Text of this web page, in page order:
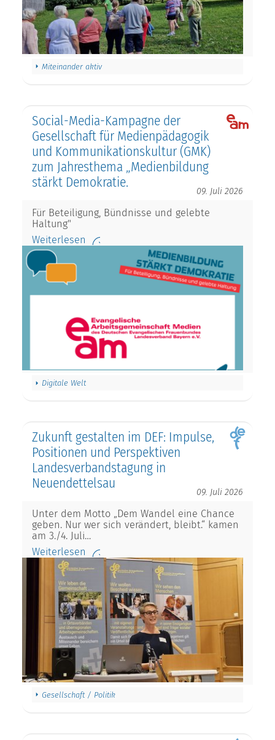
Miteinander aktiv
Social-Media-Kampagne der
Gesellschaft für Medienpädagogik
und Kommunikationskultur (GMK)
zum Jahresthema „Medienbildung
stärkt Demokratie.
09. Juli 2026
Für Beteiligung, Bündnisse und gelebte
Haltung"
Weiterlesen
Digitale Welt
Zukunft gestalten im DEF: Impulse,
Positionen und Perspektiven
Landesverbandstagung in
Neuendettelsau
09. Juli 2026
Unter dem Motto „Dem Wandel eine Chance
geben. Nur wer sich verändert, bleibt.“ kamen
am 3./4. Juli…
Weiterlesen
Gesellschaft / Politik